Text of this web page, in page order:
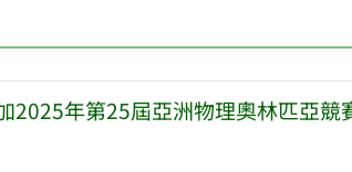
2025年第25屆亞洲物理奧林匹亞